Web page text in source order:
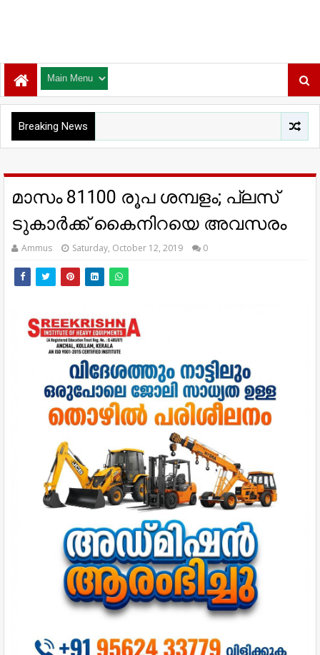
Breaking News
മാസം 81100 രൂപ ശമ്പളം; പ്ലസ്
ടുകാർക്ക് കൈനിറയെ അവസരം
Ammus Saturday, October 12, 2019 0